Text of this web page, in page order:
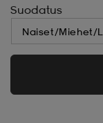
Suodatus
Naiset/Miehet/